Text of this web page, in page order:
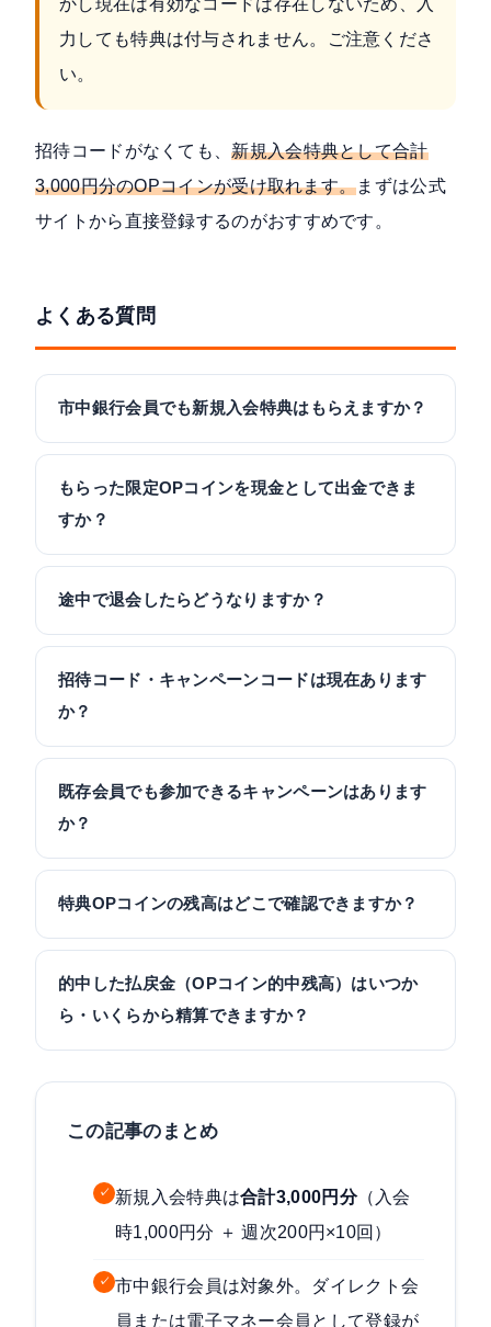
力しても特典は付与されません。ご注意くださ
い。
招待コードがなくても、新規入会特典として合計
3,000円分のOPコインが受け取れます。まずは公式
サイトから直接登録するのがおすすめです。
よくある質問
市中銀行会員でも新規入会特典はもらえますか？
もらった限定OPコインを現金として出金できま
すか？
途中で退会したらどうなりますか？
招待コード・キャンペーンコードは現在あります
か？
既存会員でも参加できるキャンペーンはあります
か？
特典OPコインの残高はどこで確認できますか？
的中した払戻金（OPコイン的中残高）はいつか
ら・いくらから精算できますか？
この記事のまとめ
✓ 新規入会特典は合計3,000円分（入会
時1,000円分 ＋ 週次200円×10回）
✓ 市中銀行会員は対象外。ダイレクト会
員または電子マネー会員として登録が